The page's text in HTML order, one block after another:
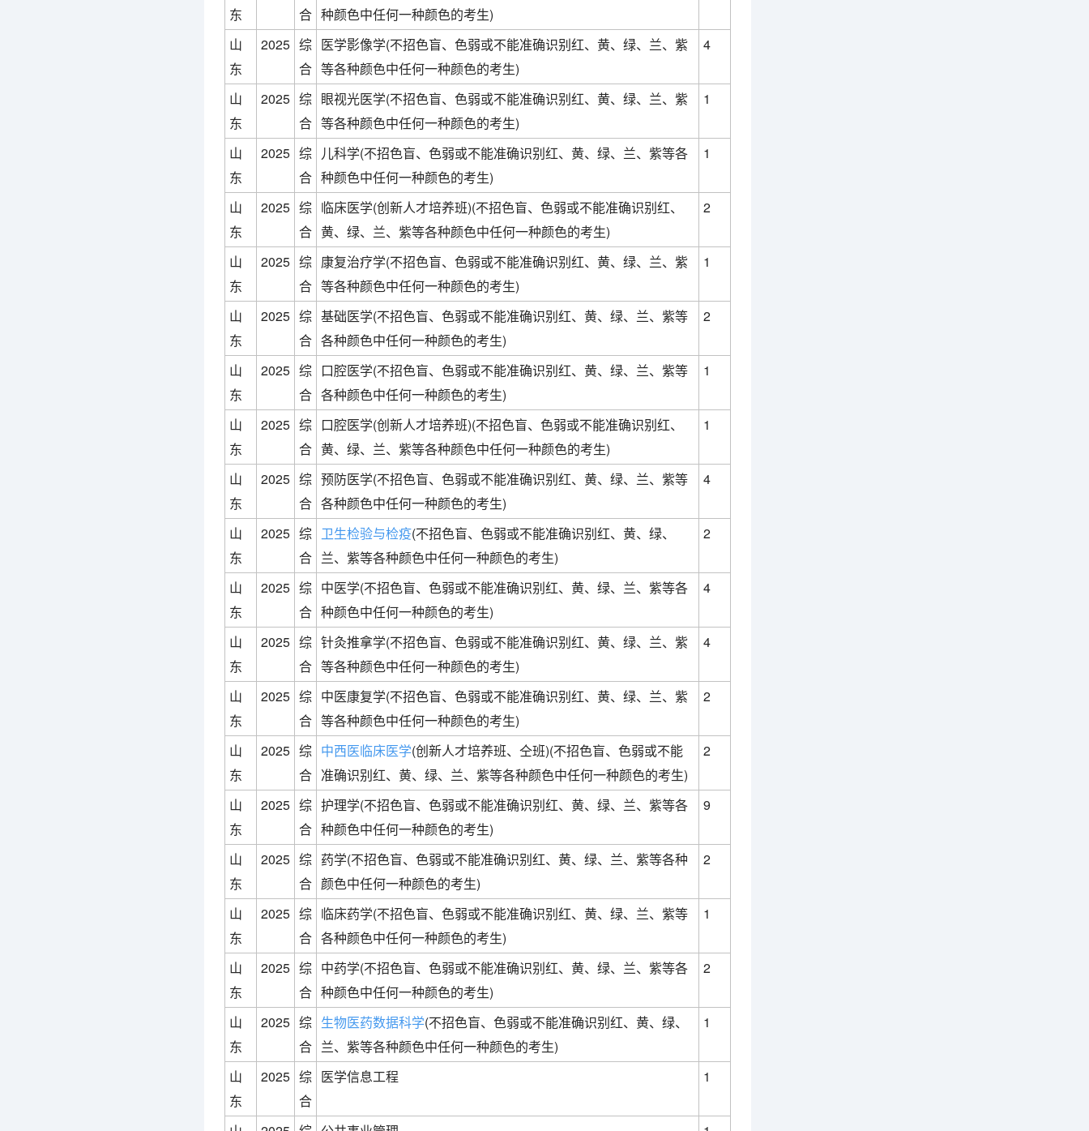
东
合 种颜色中任何一种颜色的考生)
山
东
2025 综
合
医学影像学(不招色盲、色弱或不能准确识别红、黄、绿、兰、紫
等各种颜色中任何一种颜色的考生)
4
山
东
2025 综
合
眼视光医学(不招色盲、色弱或不能准确识别红、黄、绿、兰、紫
等各种颜色中任何一种颜色的考生)
1
山
东
2025 综
合
儿科学(不招色盲、色弱或不能准确识别红、黄、绿、兰、紫等各
种颜色中任何一种颜色的考生)
1
山
东
2025 综
合
临床医学(创新人才培养班)(不招色盲、色弱或不能准确识别红、
黄、绿、兰、紫等各种颜色中任何一种颜色的考生)
2
山
东
2025 综
合
康复治疗学(不招色盲、色弱或不能准确识别红、黄、绿、兰、紫
等各种颜色中任何一种颜色的考生)
1
山
东
2025 综
合
基础医学(不招色盲、色弱或不能准确识别红、黄、绿、兰、紫等
各种颜色中任何一种颜色的考生)
2
山
东
2025 综
合
口腔医学(不招色盲、色弱或不能准确识别红、黄、绿、兰、紫等
各种颜色中任何一种颜色的考生)
1
山
东
2025 综
合
口腔医学(创新人才培养班)(不招色盲、色弱或不能准确识别红、
黄、绿、兰、紫等各种颜色中任何一种颜色的考生)
1
山
东
2025 综
合
预防医学(不招色盲、色弱或不能准确识别红、黄、绿、兰、紫等
各种颜色中任何一种颜色的考生)
4
山
东
2025 综
合
卫生检验与检疫(不招色盲、色弱或不能准确识别红、黄、绿、
兰、紫等各种颜色中任何一种颜色的考生)
2
山
东
2025 综
合
中医学(不招色盲、色弱或不能准确识别红、黄、绿、兰、紫等各
种颜色中任何一种颜色的考生)
4
山
东
2025 综
合
针灸推拿学(不招色盲、色弱或不能准确识别红、黄、绿、兰、紫
等各种颜色中任何一种颜色的考生)
4
山
东
2025 综
合
中医康复学(不招色盲、色弱或不能准确识别红、黄、绿、兰、紫
等各种颜色中任何一种颜色的考生)
2
山
东
2025 综
合
中西医临床医学(创新人才培养班、仝班)(不招色盲、色弱或不能
准确识别红、黄、绿、兰、紫等各种颜色中任何一种颜色的考生)
2
山
东
2025 综
合
护理学(不招色盲、色弱或不能准确识别红、黄、绿、兰、紫等各
种颜色中任何一种颜色的考生)
9
山
东
2025 综
合
药学(不招色盲、色弱或不能准确识别红、黄、绿、兰、紫等各种
颜色中任何一种颜色的考生)
2
山
东
2025 综
合
临床药学(不招色盲、色弱或不能准确识别红、黄、绿、兰、紫等
各种颜色中任何一种颜色的考生)
1
山
东
2025 综
合
中药学(不招色盲、色弱或不能准确识别红、黄、绿、兰、紫等各
种颜色中任何一种颜色的考生)
2
山
东
2025 综
合
生物医药数据科学(不招色盲、色弱或不能准确识别红、黄、绿、
兰、紫等各种颜色中任何一种颜色的考生)
1
山
东
2025 综
合
医学信息工程 1